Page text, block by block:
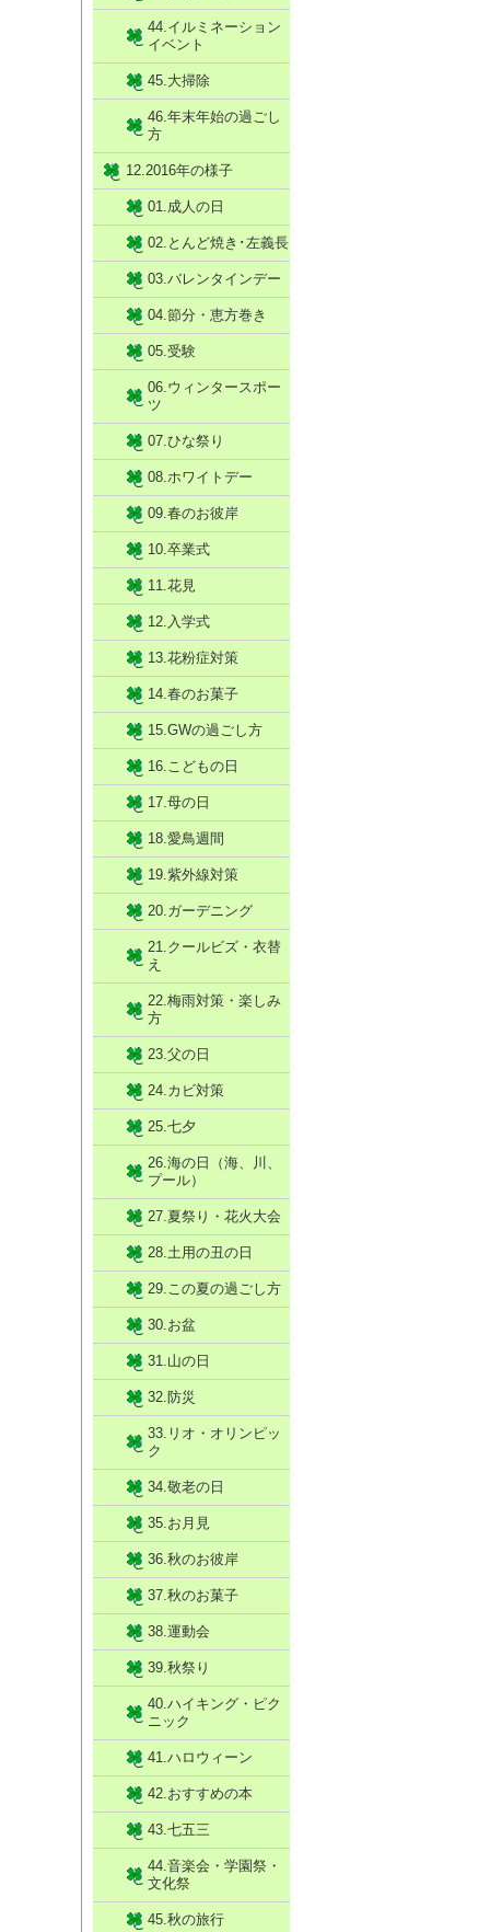
44.イルミネーション
イベント
45.大掃除
46.年末年始の過ごし
方
12.2016年の様子
01.成人の日
02.とんど焼き･左義長
03.バレンタインデー
04.節分・恵方巻き
05.受験
06.ウィンタースポー
ツ
07.ひな祭り
08.ホワイトデー
09.春のお彼岸
10.卒業式
11.花見
12.入学式
13.花粉症対策
14.春のお菓子
15.GWの過ごし方
16.こどもの日
17.母の日
18.愛鳥週間
19.紫外線対策
20.ガーデニング
21.クールビズ・衣替
え
22.梅雨対策・楽しみ
方
23.父の日
24.カビ対策
25.七夕
26.海の日（海、川、
プール）
27.夏祭り・花火大会
28.土用の丑の日
29.この夏の過ごし方
30.お盆
31.山の日
32.防災
33.リオ・オリンピッ
ク
34.敬老の日
35.お月見
36.秋のお彼岸
37.秋のお菓子
38.運動会
39.秋祭り
40.ハイキング・ピク
ニック
41.ハロウィーン
42.おすすめの本
43.七五三
44.音楽会・学園祭・
文化祭
45.秋の旅行